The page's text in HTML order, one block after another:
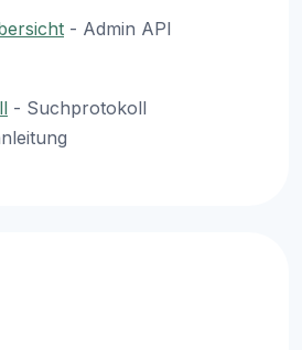
- Admin API
- Suchprotokoll